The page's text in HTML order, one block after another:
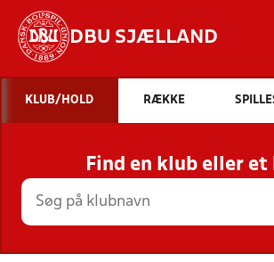
DBU SJÆLLAND
Hvad
INDHOLD
STILLINGER, RESULTATER,
HOLD
KLUB/HOLD RÆKKE
Find en klub eller et